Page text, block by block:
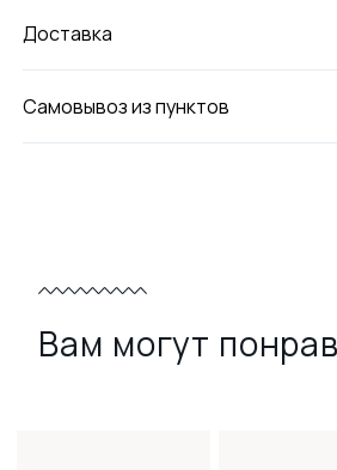
Доставка
Самовывоз из пунктов
Вам могут